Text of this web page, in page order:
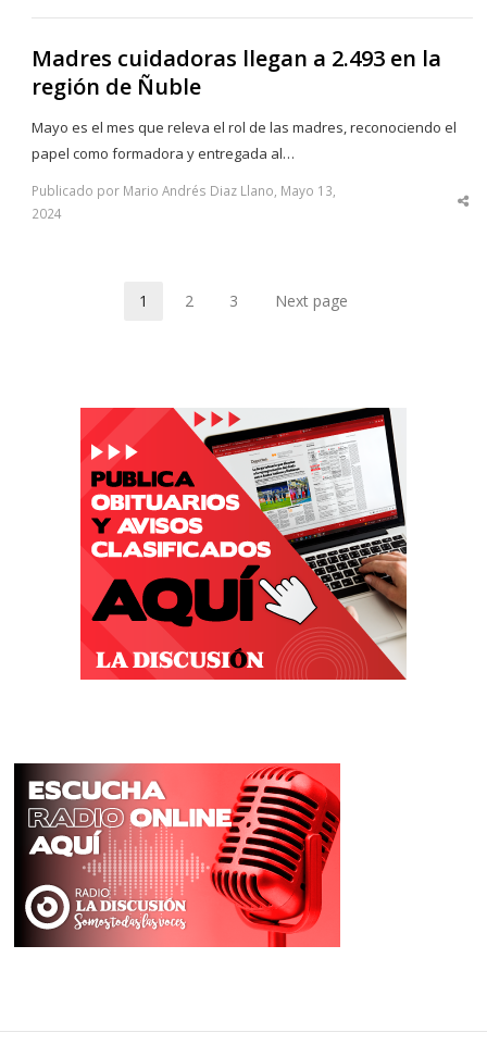
Madres cuidadoras llegan a 2.493 en la
región de Ñuble
Mayo es el mes que releva el rol de las madres, reconociendo el
papel como formadora y entregada al…
Publicado por Mario Andrés Diaz Llano, Mayo 13,
2024
Page
1 Page
2 Page
3 Next page